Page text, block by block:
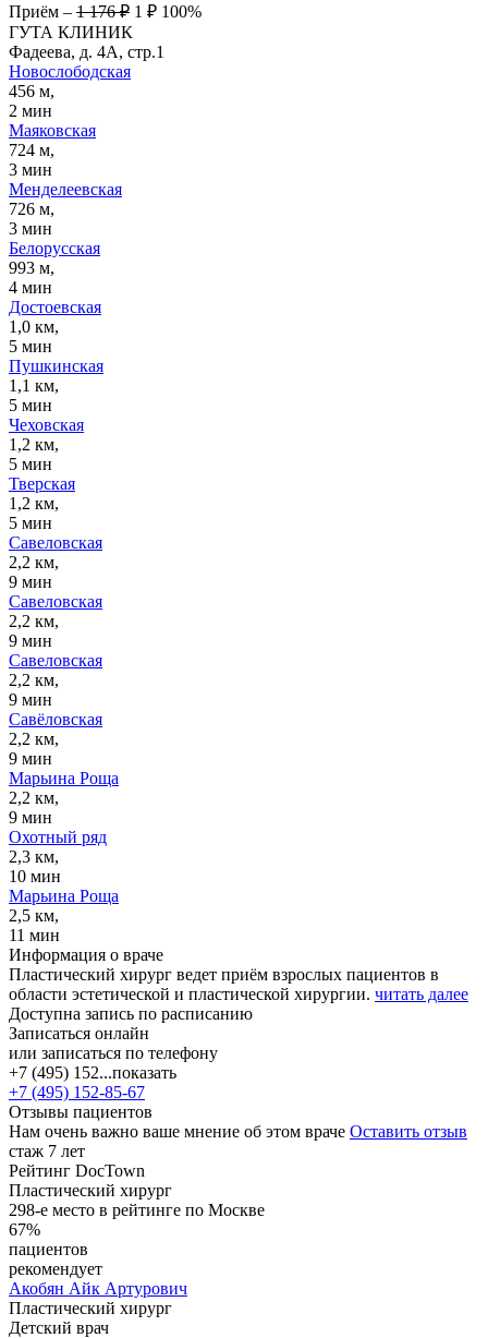
Приём – 1 176 ₽ 1 ₽ 100%
ГУТА КЛИНИК
Фадеева, д. 4А, стр.1
Новослободская
456 м,
2 мин
Маяковская
724 м,
3 мин
Менделеевская
726 м,
3 мин
Белорусская
993 м,
4 мин
Достоевская
1,0 км,
5 мин
Пушкинская
1,1 км,
5 мин
Чеховская
1,2 км,
5 мин
Тверская
1,2 км,
5 мин
Савеловская
2,2 км,
9 мин
Савеловская
2,2 км,
9 мин
Савеловская
2,2 км,
9 мин
Савёловская
2,2 км,
9 мин
Марьина Роща
2,2 км,
9 мин
Охотный ряд
2,3 км,
10 мин
Марьина Роща
2,5 км,
11 мин
Информация о враче
Пластический хирург ведет приём взрослых пациентов в
области эстетической и пластической хирургии. читать далее
Доступна запись по расписанию
Записаться онлайн
или записаться по телефону
+7 (495) 152...показать
+7 (495) 152-85-67
Отзывы пациентов
Нам очень важно ваше мнение об этом враче Оставить отзыв
стаж 7 лет
Рейтинг DocTown
Пластический хирург
298-е место в рейтинге по Москве
67%
пациентов
рекомендует
Акобян Айк Артурович
Пластический хирург
Детский врач